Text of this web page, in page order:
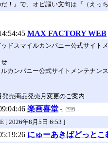
！』で、オビ謳い文句は『（えっ
MAX FACTORY WEB
ッドスマイルカンパニー公式サイト
カンパニー公式サイトメンテナン
発売商品発売月変更のご案内
楽画喜堂
[ 2026年8月5日 6:53 ]
にゅーあきばどっと